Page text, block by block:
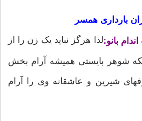
بارداری همسر
بانو:لذا هرگز نباید یک زن را از
شوهر بایستی همیشه آرام بخش
شیرین و عاشقانه وی را آرام